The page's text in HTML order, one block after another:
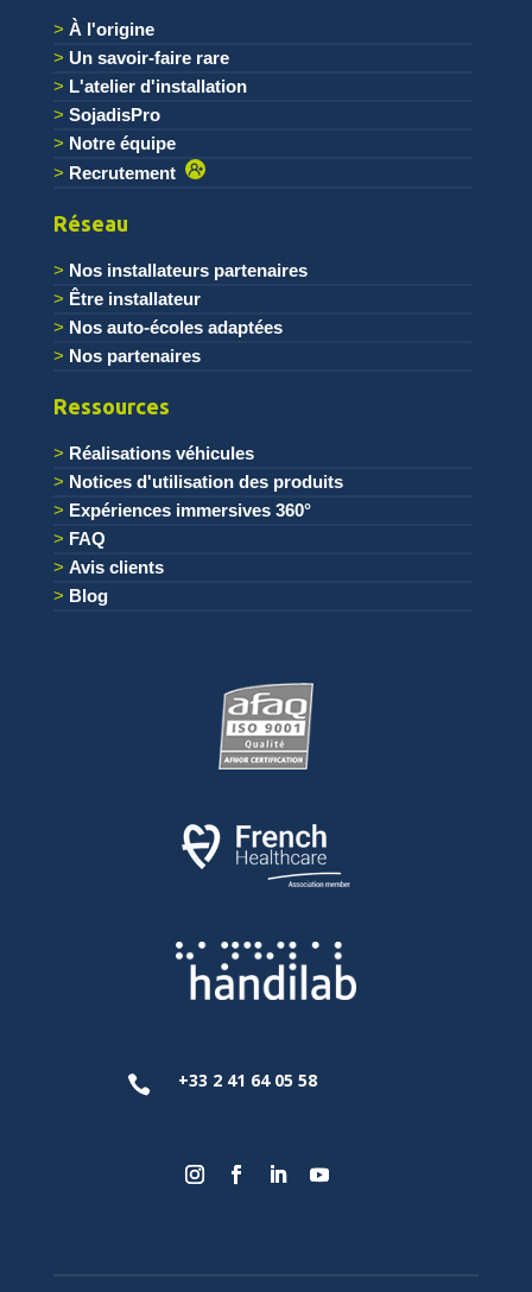
À l'origine
Un savoir-faire rare
L'atelier d'installation
SojadisPro
Notre équipe
Recrutement
Réseau
Nos installateurs partenaires
Être installateur
Nos auto-écoles adaptées
Nos partenaires
Ressources
Réalisations véhicules
Notices d'utilisation des produits
Expériences immersives 360°
FAQ
Avis clients
Blog
 +33 2 41 64 05 58